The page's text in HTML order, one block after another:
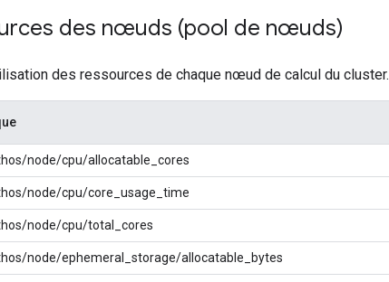
des nœuds (pool de nœuds)
des ressources de chaque nœud de calcul du cluster.
node/cpu/allocatable_cores
node/cpu/core_usage_time
node/cpu/total_cores
node/ephemeral_storage/allocatable_bytes